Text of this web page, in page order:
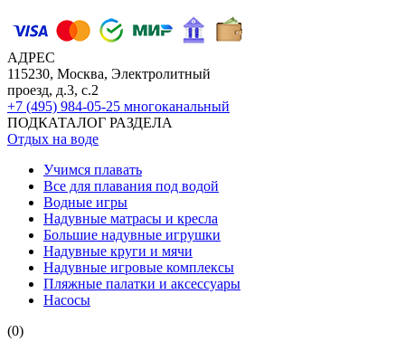
АДРЕС
115230, Москва, Электролитный
проезд, д.3, с.2
+7 (495) 984-05-25 многоканальный
ПОДКАТАЛОГ РАЗДЕЛА
Отдых на воде
Учимся плавать
Все для плавания под водой
Водные игры
Надувные матрасы и кресла
Большие надувные игрушки
Надувные круги и мячи
Надувные игровые комплексы
Пляжные палатки и аксессуары
Насосы
(0)